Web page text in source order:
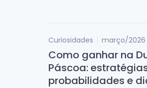
Curiosidades março/2026
Como ganhar na
Páscoa:
probabilidades e